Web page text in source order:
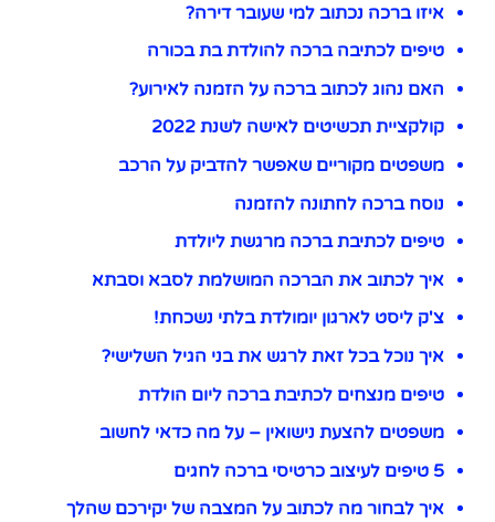
איזו ברכה נכתוב למי שעובר דירה?
טיפים לכתיבה ברכה להולדת בת בכורה
האם נהוג לכתוב ברכה על הזמנה לאירוע?
קולקציית תכשיטים לאישה לשנת 2022
משפטים מקוריים שאפשר להדביק על הרכב
נוסח ברכה לחתונה להזמנה
טיפים לכתיבת ברכה מרגשת ליולדת
איך לכתוב את הברכה המושלמת לסבא וסבתא
צ'ק ליסט לארגון יומולדת בלתי נשכחת!
איך נוכל בכל זאת לרגש את בני הגיל השלישי?
טיפים מנצחים לכתיבת ברכה ליום הולדת
משפטים להצעת נישואין – על מה כדאי לחשוב
5 טיפים לעיצוב כרטיסי ברכה לחגים
איך לבחור מה לכתוב על המצבה של יקירכם שהלך